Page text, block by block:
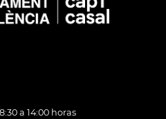
a 14:00 horas